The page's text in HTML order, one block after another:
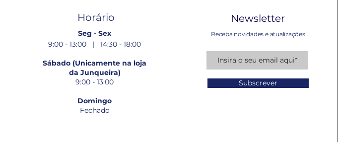
Horário
Seg - Sex
9:00 - 13:00 | 14:30 - 18:00
Sábado (Unicamente na loja
da Junqueira)
9:00 - 13:00
Domingo
Fechado
Newsletter
Receba novidades e atualizações
Subscrever